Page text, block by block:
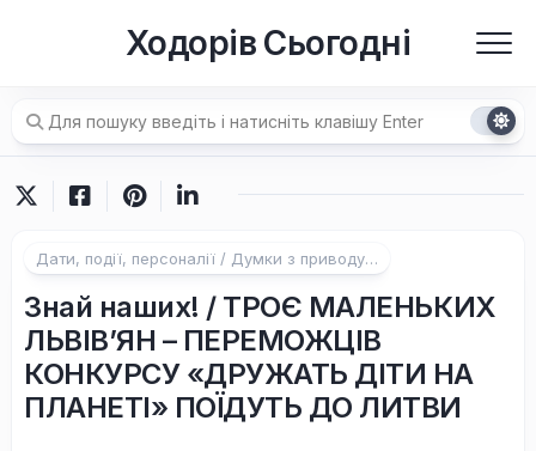
Ходорів Сьогодні
Дати, події, персоналії / Думки з приводу…
Знай наших! / ТРОЄ МАЛЕНЬКИХ
ЛЬВІВ’ЯН – ПЕРЕМОЖЦІВ
КОНКУРСУ «ДРУЖАТЬ ДІТИ НА
ПЛАНЕТІ» ПОЇДУТЬ ДО ЛИТВИ